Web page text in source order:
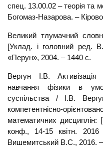
спец. 13.00.02 – теорія та
Богомаз-Назарова. –
Великий тлумачний
[Уклад. і головний ред.
«Перун», 2004. – 1440 с.
Вергун І.В. Активізація
навчання фізики в
суспільства / І.В.
компетентнісно-
математичних дисциплін:
конф., 14-15 квітн.
Вишемитський В.С., 2016.